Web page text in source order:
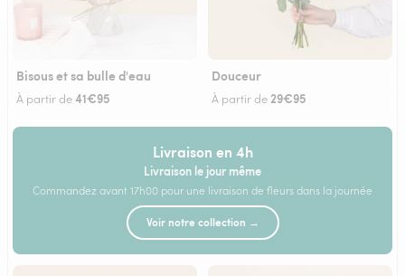
Bisous et sa bulle d'eau
À partir de41€95
Douceur
À partir de 29€95
Livraison en 4h
Livraison le jour même
Commandez avant 17h00 pour une livraison de fleurs dans la journée
Voir notre collection →